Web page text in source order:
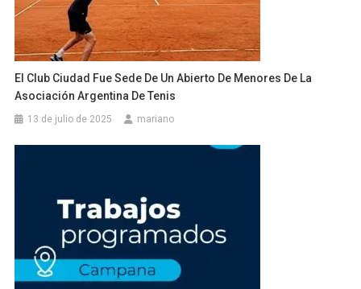
El Club Ciudad Fue Sede De Un Abierto De Menores De La
Asociación Argentina De Tenis
13 de julio de 2025 mariano